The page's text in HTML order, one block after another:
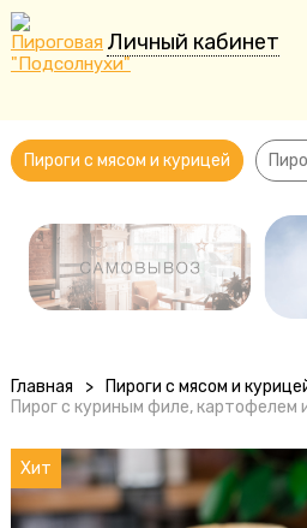
Личный кабинет
Пироги с мясом и курицей
Пироги с
Пироги с
Сладкие
Пирожки
Торты
Десерты
Напитки
Главная > Пироги с мясом и
Пирог с куриным филе, картофелем
Хит